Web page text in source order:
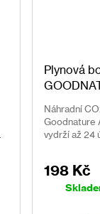
Plynová
Náhradní
Goodnature
vydrží až 24
198 Kč